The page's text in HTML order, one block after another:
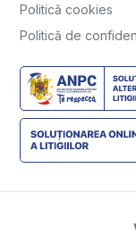
Politică cookies
Politică de